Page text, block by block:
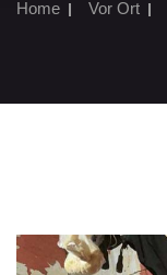
Home Vor Ort